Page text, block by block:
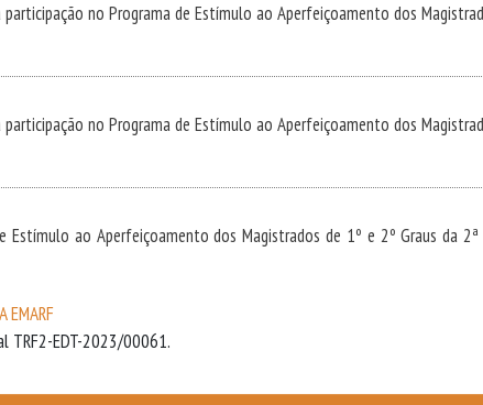
no Programa de Estímulo ao Aperfeiçoamento dos
no Programa de Estímulo ao Aperfeiçoamento dos
ao Aperfeiçoamento dos Magistrados de 1º e 2º Graus da
EDT-2023/00061.